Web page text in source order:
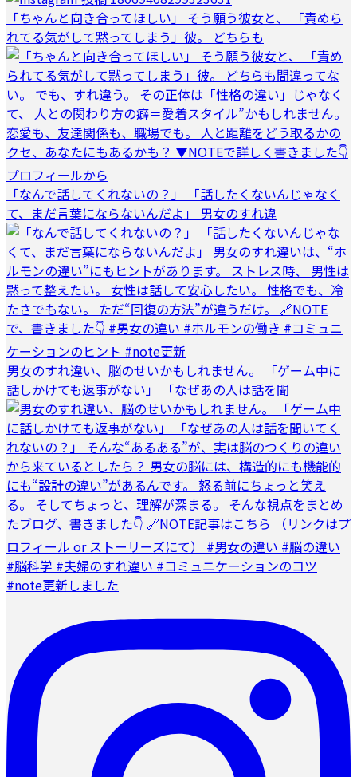
「ちゃんと向き合ってほしい」 そう願う彼女と、 「責めら
れてる気がして黙ってしまう」彼。 どちらも
「なんで話してくれないの？」 「話したくないんじゃなく
て、まだ言葉にならないんだよ」 男女のすれ違
男女のすれ違い、脳のせいかもしれません。 「ゲーム中に
話しかけても返事がない」 「なぜあの人は話を聞